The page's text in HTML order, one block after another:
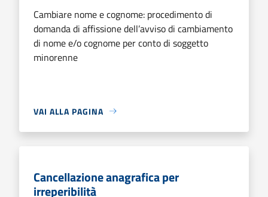
Cambiare nome e cognome: procedimento di
domanda di affissione dell’avviso di cambiamento
di nome e/o cognome per conto di soggetto
minorenne
VAI ALLA PAGINA
Cancellazione anagrafica per
irreperibilità